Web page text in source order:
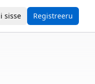
sisse Registreeru